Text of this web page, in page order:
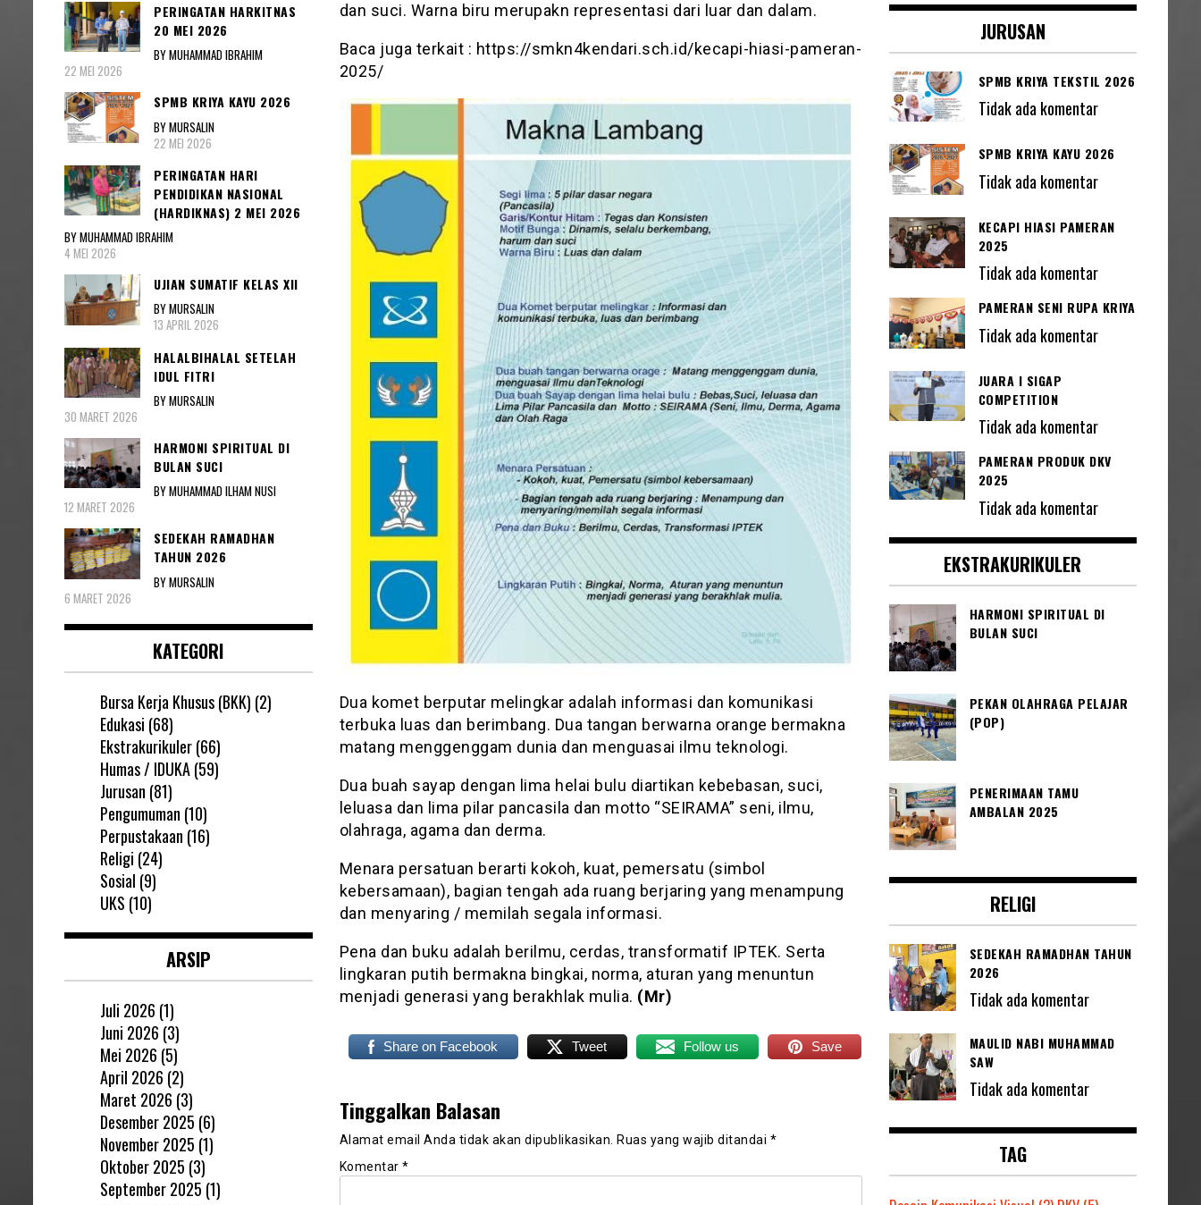
dan suci. Warna biru merupakn representasi dari luar dan dalam.
Baca juga terkait : https://smkn4kendari.sch.id/kecapi-hiasi-pameran-
2025/
Dua komet berputar melingkar adalah informasi dan komunikasi
terbuka luas dan berimbang. Dua tangan berwarna orange bermakna
matang menggenggam dunia dan menguasai ilmu teknologi.
Dua buah sayap dengan lima helai bulu diartikan kebebasan, suci,
leluasa dan lima pilar pancasila dan motto “SEIRAMA” seni, ilmu,
olahraga, agama dan derma.
Menara persatuan berarti kokoh, kuat, pemersatu (simbol
kebersamaan), bagian tengah ada ruang berjaring yang menampung
dan menyaring / memilah segala informasi.
Pena dan buku adalah berilmu, cerdas, transformatif IPTEK. Serta
lingkaran putih bermakna bingkai, norma, aturan yang menuntun
menjadi generasi yang berakhlak mulia. (Mr)
Share on Facebook Tweet Follow us Save
Tinggalkan Balasan
Alamat email Anda tidak akan dipublikasikan. Ruas yang wajib ditandai *
Komentar *
PERINGATAN HARKITNAS
20 MEI 2026
BY MUHAMMAD IBRAHIM
22 MEI 2026
SPMB KRIYA KAYU 2026
BY MURSALIN
22 MEI 2026
PERINGATAN HARI
PENDIDIKAN NASIONAL
(HARDIKNAS) 2 MEI 2026
BY MUHAMMAD IBRAHIM
4 MEI 2026
UJIAN SUMATIF KELAS XII
BY MURSALIN
13 APRIL 2026
HALALBIHALAL SETELAH
IDUL FITRI
BY MURSALIN
30 MARET 2026
HARMONI SPIRITUAL DI
BULAN SUCI
BY MUHAMMAD ILHAM NUSI
12 MARET 2026
SEDEKAH RAMADHAN
TAHUN 2026
BY MURSALIN
6 MARET 2026
KATEGORI
Bursa Kerja Khusus (BKK) (2)
Edukasi (68)
Ekstrakurikuler(66)
Humas / IDUKA(59)
Jurusan (81)
Pengumuman (10)
Perpustakaan (16)
Religi (24)
Sosial (9)
UKS (10)
ARSIP
Juli 2026 (1)
Juni 2026 (3)
Mei 2026 (5)
April 2026 (2)
Maret 2026 (3)
Desember 2025 (6)
November 2025 (1)
Oktober 2025 (3)
September 2025 (1)
JURUSAN
SPMB KRIYA TEKSTIL 2026
Tidak ada komentar
SPMB KRIYA KAYU 2026
Tidak ada komentar
KECAPI HIASI PAMERAN
2025
Tidak ada komentar
PAMERAN SENI RUPA KRIYA
Tidak ada komentar
JUARA I SIGAP
COMPETITION
Tidak ada komentar
PAMERAN PRODUK DKV
2025
Tidak ada komentar
EKSTRAKURIKULER
HARMONI SPIRITUAL DI
BULAN SUCI
PEKAN OLAHRAGA PELAJAR
(POP)
PENERIMAAN TAMU
AMBALAN 2025
RELIGI
SEDEKAH RAMADHAN TAHUN
2026
Tidak ada komentar
MAULID NABI MUHAMMAD
SAW
Tidak ada komentar
TAG